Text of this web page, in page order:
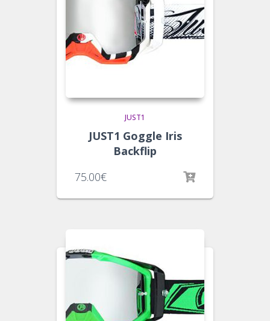
JUST1
JUST1 Goggle Iris
Backflip
75.00€